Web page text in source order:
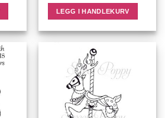
LEGG I HANDLEKURV